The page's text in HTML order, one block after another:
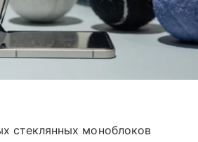
стеклянных моноблоков